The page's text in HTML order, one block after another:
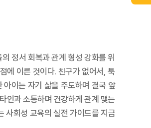
정서 회복과 관계 형성 강화를 위
에 이른 것이다. 친구가 없어서, 툭
이는 자기 삶을 주도하며 결국 앞
인과 소통하며 건강하게 관계 맺는
사회성 교육의 실전 가이드를 지금